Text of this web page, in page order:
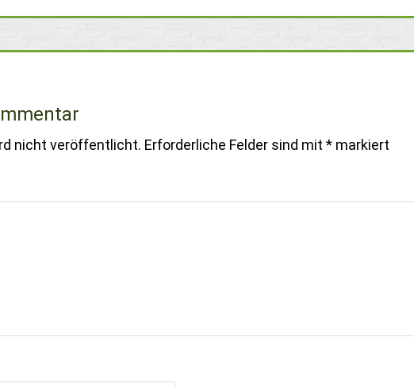
nicht veröffentlicht. Erforderliche Felder sind mit * markiert